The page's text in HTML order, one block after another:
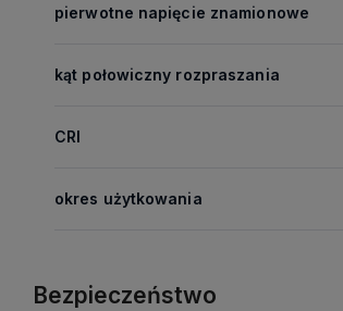
pierwotne napięcie znamionowe
kąt połowiczny rozpraszania
CRI
okres użytkowania
Bezpieczeństwo